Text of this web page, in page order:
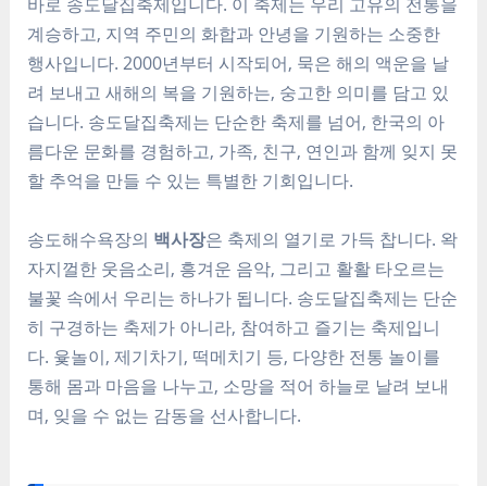
계승하고, 지역 주민의 화합과 안녕을 기원하는 소중한
행사입니다. 2000년부터 시작되어, 묵은 해의 액운을 날
려 보내고 새해의 복을 기원하는, 숭고한 의미를 담고 있
습니다. 송도달집축제는 단순한 축제를 넘어, 한국의 아
름다운 문화를 경험하고, 가족, 친구, 연인과 함께 잊지 못
할 추억을 만들 수 있는 특별한 기회입니다.
송도해수욕장의 백사장은 축제의 열기로 가득 찹니다. 왁
자지껄한 웃음소리, 흥겨운 음악, 그리고 활활 타오르는
불꽃 속에서 우리는 하나가 됩니다. 송도달집축제는 단순
히 구경하는 축제가 아니라, 참여하고 즐기는 축제입니
다. 윷놀이, 제기차기, 떡메치기 등, 다양한 전통 놀이를
통해 몸과 마음을 나누고, 소망을 적어 하늘로 날려 보내
며, 잊을 수 없는 감동을 선사합니다.